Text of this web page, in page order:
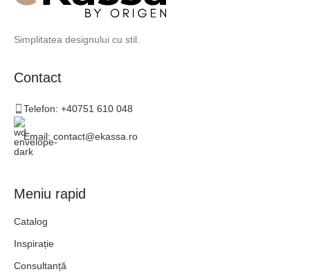
Simplitatea designului cu stil.
Contact
Telefon: +40751 610 048
Email: contact@ekassa.ro
Meniu rapid
Catalog
Inspirație
Consultanță